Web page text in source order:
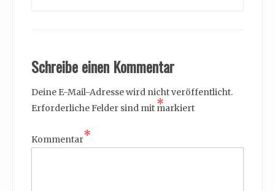
Schreibe einen Kommentar
Deine E-Mail-Adresse wird nicht veröffentlicht.
Erforderliche Felder sind mit *
markiert
Kommentar*